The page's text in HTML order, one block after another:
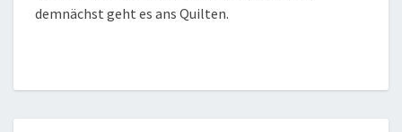
demnächst geht es ans Quilten.